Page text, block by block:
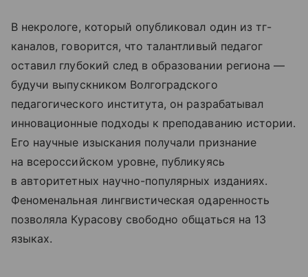
В некрологе, который опубликовал один из тг-
каналов, говорится, что талантливый педагог
оставил глубокий след в образовании региона —
будучи выпускником Волгоградского
педагогического института, он разрабатывал
инновационные подходы к преподаванию истории.
Его научные изыскания получали признание
на всероссийском уровне, публикуясь
в авторитетных научно-популярных изданиях.
Феноменальная лингвистическая одаренность
позволяла Курасову свободно общаться на 13
языках.